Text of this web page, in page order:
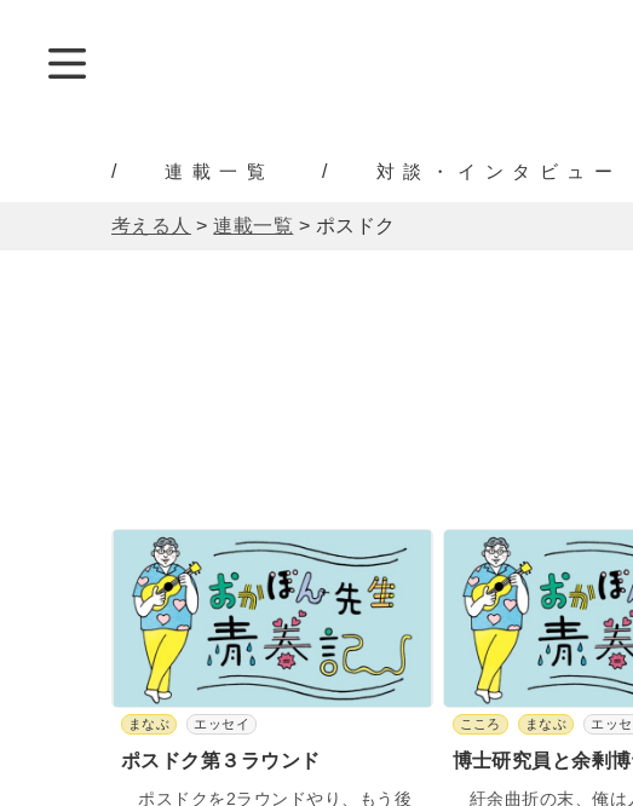
連載一覧 対談・インタビュー
考える人 >連載一覧 > ポスドク
まなぶ エッセイ
ポスドク第３ラウンド
ポスドクを2ラウンドやり、もう後
こころ まなぶ エッセ
博士研究員と余剰
紆余曲折の末、俺は